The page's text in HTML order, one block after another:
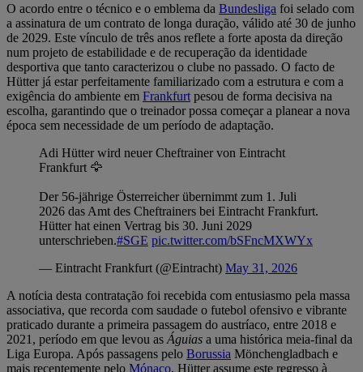
O acordo entre o técnico e o emblema da Bundesliga foi selado com
a assinatura de um contrato de longa duração, válido até 30 de junho
de 2029. Este vínculo de três anos reflete a forte aposta da direção
num projeto de estabilidade e de recuperação da identidade
desportiva que tanto caracterizou o clube no passado. O facto de
Hütter já estar perfeitamente familiarizado com a estrutura e com a
exigência do ambiente em Frankfurt pesou de forma decisiva na
escolha, garantindo que o treinador possa começar a planear a nova
época sem necessidade de um período de adaptação.
Adi Hütter wird neuer Cheftrainer von Eintracht
Frankfurt 🦅
Der 56-jährige Österreicher übernimmt zum 1. Juli
2026 das Amt des Cheftrainers bei Eintracht Frankfurt.
Hütter hat einen Vertrag bis 30. Juni 2029
unterschrieben.#SGE pic.twitter.com/bSFncMXWYx
— Eintracht Frankfurt (@Eintracht) May 31, 2026
A notícia desta contratação foi recebida com entusiasmo pela massa
associativa, que recorda com saudade o futebol ofensivo e vibrante
praticado durante a primeira passagem do austríaco, entre 2018 e
2021, período em que levou as Águias a uma histórica meia-final da
Liga Europa. Após passagens pelo Borussia Mönchengladbach e
mais recentemente pelo Mónaco, Hütter assume este regresso à